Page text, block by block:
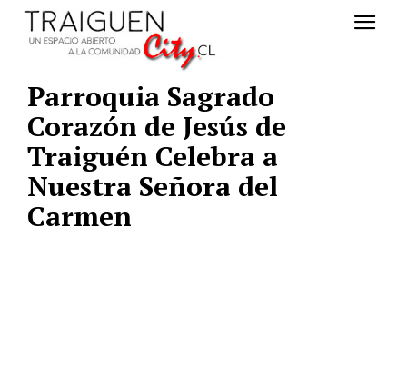
Parroquia Sagrado
Corazón de Jesús de
Traiguén Celebra a
Nuestra Señora del
Carmen